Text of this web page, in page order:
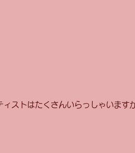
ストはたくさんいらっしゃいます